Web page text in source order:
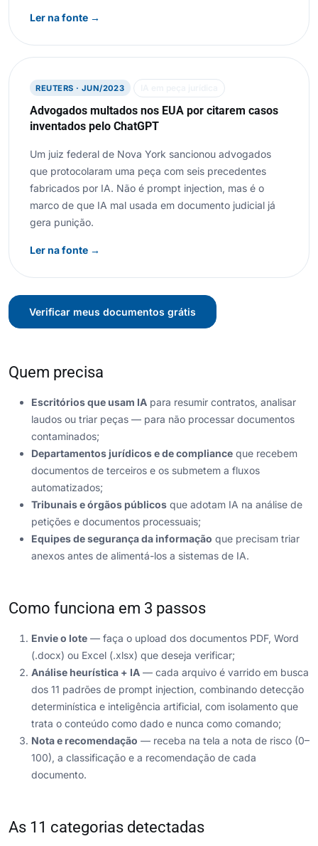
Ler na fonte →
REUTERS · JUN/2023
Advogados multados nos EUA por citarem casos
inventados pelo ChatGPT
Um juiz federal de Nova York sancionou advogados
que protocolaram uma peça com seis precedentes
fabricados por IA. Não é prompt injection, mas é o
marco de que IA mal usada em documento judicial já
gera punição.
Ler na fonte →
Verificar meus documentos grátis
Quem precisa
Escritórios que usam IA para resumir contratos, analisar
laudos ou triar peças — para não processar documentos
contaminados;
Departamentos jurídicos e de compliance que recebem
documentos de terceiros e os submetem a fluxos
automatizados;
Tribunais e órgãos públicos que adotam IA na análise de
petições e documentos processuais;
Equipes de segurança da informação que precisam triar
anexos antes de alimentá-los a sistemas de IA.
Como funciona em 3 passos
Envie o lote — faça o upload dos documentos PDF, Word
(.docx) ou Excel (.xlsx) que deseja verificar;
Análise heurística + IA — cada arquivo é varrido em busca
dos 11 padrões de prompt injection, combinando detecção
determinística e inteligência artificial, com isolamento que
trata o conteúdo como dado e nunca como comando;
Nota e recomendação — receba na tela a nota de risco (0–
100), a classificação e a recomendação de cada
documento.
As 11 categorias detectadas